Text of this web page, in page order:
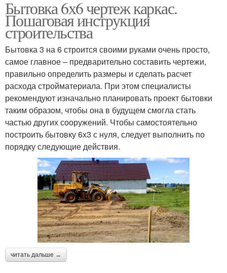
Бытовка 6х6 чертеж каркас.
Пошаговая инструкция
строительства
Бытовка 3 на 6 строится своими руками очень просто,
самое главное – предварительно составить чертежи,
правильно определить размеры и сделать расчет
расхода стройматериала. При этом специалисты
рекомендуют изначально планировать проект бытовки
таким образом, чтобы она в будущем смогла стать
частью других сооружений. Чтобы самостоятельно
построить бытовку 6х3 с нуля, следует выполнить по
порядку следующие действия.
читать дальше →